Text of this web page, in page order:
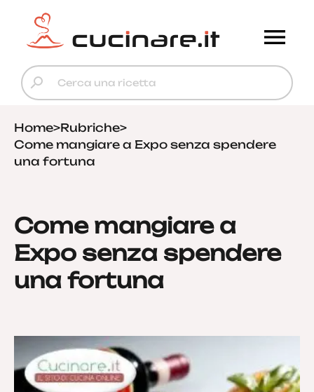
Home>Rubriche>
Come mangiare a Expo senza spendere
una fortuna
Come mangiare a
Expo senza spendere
una fortuna